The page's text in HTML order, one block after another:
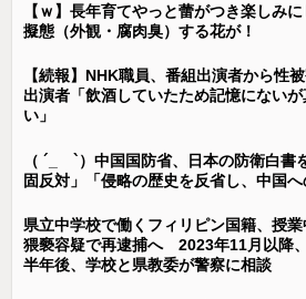
【ｗ】長年育てやっと蕾がつき楽しみ
擬態（外観・腐肉臭）する花が！
【続報】NHK職員、番組出演者から性
出演者「飲酒していたため記憶にない
い」
（ ´_ゝ`）中国国防省、日本の防衛白
固反対」「侵略の歴史を反省し、中国へ
県立中学校で働くフィリピン国籍、授
猥褻容疑で再逮捕へ 2023年11月以降
半年後、学校と県教委が警察に相談